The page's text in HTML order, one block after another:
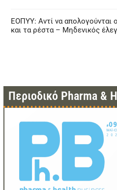
ΕΟΠΥΥ: Αντί να απολογούνται
και τα ρέστα – Μηδενικός
Περιοδικό Pharma &